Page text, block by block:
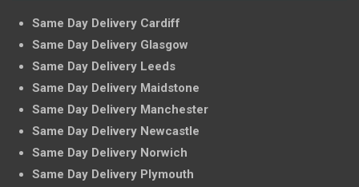
Same Day Delivery Cardiff
Same Day Delivery Glasgow
Same Day Delivery Leeds
Same Day Delivery Maidstone
Same Day Delivery Manchester
Same Day Delivery Newcastle
Same Day Delivery Norwich
Same Day Delivery Plymouth